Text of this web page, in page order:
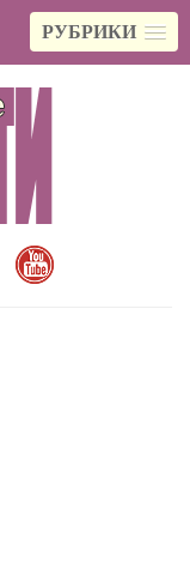
РУБРИКИ